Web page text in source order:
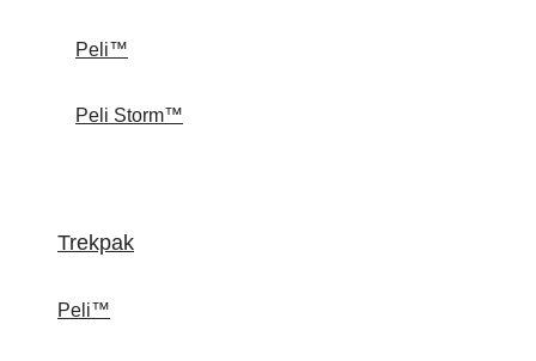
Peli™
Peli Storm™
Trekpak
Peli™